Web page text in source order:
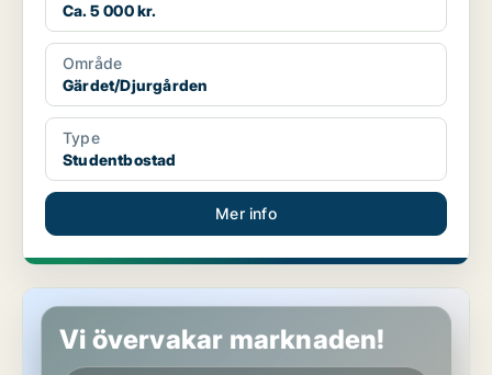
Ca. 5 000 kr.
Område
Gärdet/Djurgården
Type
Studentbostad
Mer info
Studentbostad på Gärdet/Djurgården
Vi övervakar marknaden!